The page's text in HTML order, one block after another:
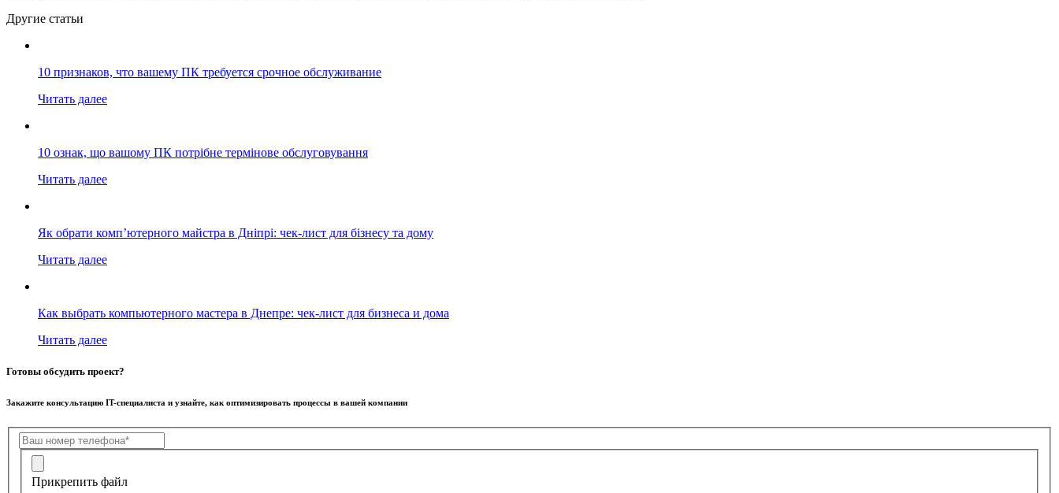
Другие статьи
10 признаков, что вашему ПК требуется срочное обслуживание
Читать далее
10 ознак, що вашому ПК потрібне термінове обслуговування
Читать далее
Як обрати комп’ютерного майстра в Дніпрі: чек-лист для бізнесу та дому
Читать далее
Как выбрать компьютерного мастера в Днепре: чек-лист для бизнеса и дома
Читать далее
Готовы обсудить проект?
Закажите консультацию IT-специалиста и узнайте, как оптимизировать процессы в вашей компании
Прикрепить файл